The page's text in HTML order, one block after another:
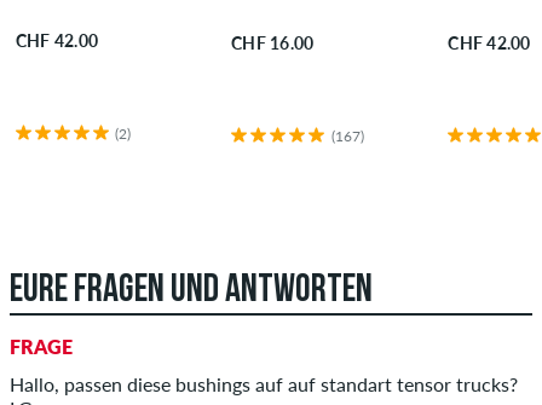
CHF 42.00
(2)
CHF 16.00
(167)
CHF 42.00
EURE FRAGEN UND ANTWORTEN
FRAGE
Hallo, passen diese bushings auf auf standart tensor trucks?